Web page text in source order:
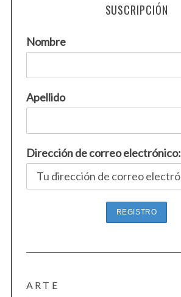
SUSCRIPCIÓN
Nombre
Apellido
Dirección de correo electrónico:
ARTE